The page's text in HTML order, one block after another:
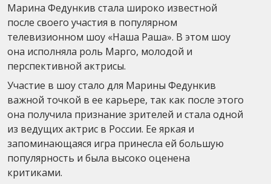
Марина Федункив стала широко известной
после своего участия в популярном
телевизионном шоу «Наша Раша». В этом шоу
она исполняла роль Марго, молодой и
перспективной актрисы.
Участие в шоу стало для Марины Федункив
важной точкой в ее карьере, так как после этого
она получила признание зрителей и стала одной
из ведущих актрис в России. Ее яркая и
запоминающаяся игра принесла ей большую
популярность и была высоко оценена
критиками.